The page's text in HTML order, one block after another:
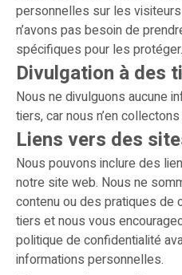
personnelles sur les
n’avons pas besoin de
spécifiques pour les protéger.
Divulgation à des
Nous ne divulguons aucune
tiers, car nous n’en
Liens vers des
Nous pouvons inclure des
notre site web. Nous ne
contenu ou des pratiques
tiers et nous vous
politique de confidentialité
informations personnelles.